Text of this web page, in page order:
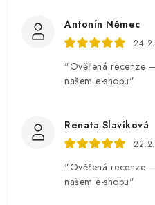
Antonín Němec
"Ověřená recenze
našem e-shopu"
Renata Slavíková
"Ověřená recenze
našem e-shopu"